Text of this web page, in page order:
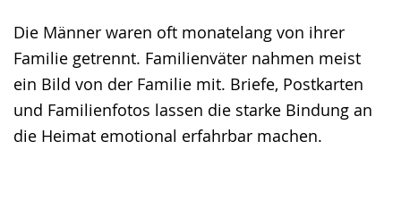
Die Männer waren oft monatelang von ihrer
Familie getrennt. Familienväter nahmen meist
ein Bild von der Familie mit. Briefe, Postkarten
und Familienfotos lassen die starke Bindung an
die Heimat emotional erfahrbar machen.